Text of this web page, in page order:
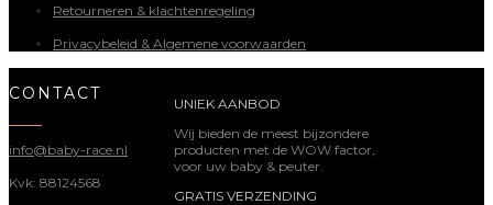
Retourneren & klachtenregeling
Privacybeleid & Algemene voorwaarden
CONTACT
info@baby-race.nl
Kvk: 88124568
UNIEK AANBOD
Wij bieden de meest bijzondere
producten met de WOW factor,
voor uw baby & peuter.
GRATIS VERZENDING